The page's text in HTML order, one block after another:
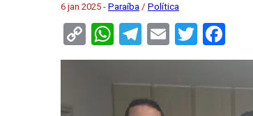
6 jan 2025 - Paraíba / Política
Copy
Link
WhatsApp
Telegram
EmailTwitter